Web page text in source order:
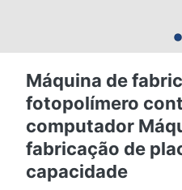
Máquina de
fotopolímero
computador
fabricação de
capacidade